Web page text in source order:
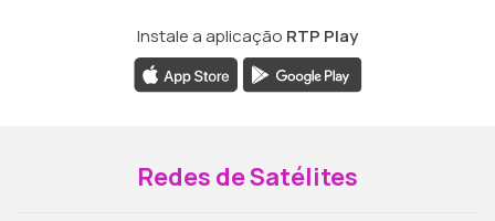
Instale a aplicação RTP Play
Redes de Satélites